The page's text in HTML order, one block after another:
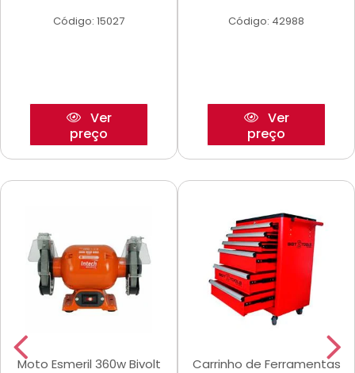
Código: 15027
Ver
preço
Código: 42988
Ver
preço
Moto Esmeril 360w Bivolt
Carrinho de Ferramentas